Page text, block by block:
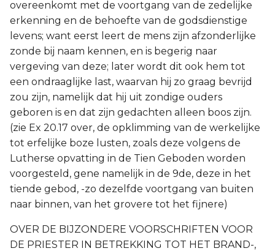
overeenkomt met de voortgang van de zedelijke
erkenning en de behoefte van de godsdienstige
levens; want eerst leert de mens zijn afzonderlijke
zonde bij naam kennen, en is begerig naar
vergeving van deze; later wordt dit ook hem tot
een ondraaglijke last, waarvan hij zo graag bevrijd
zou zijn, namelijk dat hij uit zondige ouders
geboren is en dat zijn gedachten alleen boos zijn.
(zie Ex 20.17 over, de opklimming van de werkelijke
tot erfelijke boze lusten, zoals deze volgens de
Lutherse opvatting in de Tien Geboden worden
voorgesteld, gene namelijk in de 9de, deze in het
tiende gebod, -zo dezelfde voortgang van buiten
naar binnen, van het grovere tot het fijnere)
OVER DE BIJZONDERE VOORSCHRIFTEN VOOR
DE PRIESTER IN BETREKKING TOT HET BRAND-,